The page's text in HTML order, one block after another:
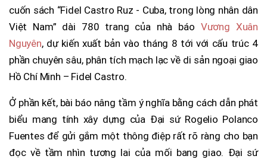
cuốn sách “Fidel Castro Ruz - Cuba, trong lòng nhân dân
Việt Nam” dài 780 trang của nhà báo Vương Xuân
Nguyên, dự kiến xuất bản vào tháng 8 tới với cấu trúc 4
phần chuyên sâu, phân tích mạch lạc về di sản ngoại giao
Hồ Chí Minh – Fidel Castro.
Ở phần kết, bài báo nâng tầm ý nghĩa bằng cách dẫn phát
biểu mang tính xây dựng của Đại sứ Rogelio Polanco
Fuentes để gửi gắm một thông điệp rất rõ ràng cho bạn
đọc về tầm nhìn tương lai của mối bang giao. Đại sứ